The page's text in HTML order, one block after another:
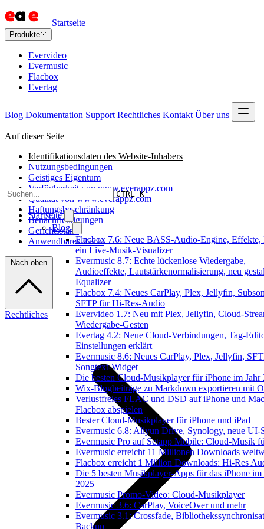
Startseite
Produkte
Evervideo
Evermusic
Flacbox
Evertag
Blog Dokumentation Support Rechtliches Kontakt Über uns
CTRL K
Startseite
Blog
Flacbox 7.6: Neue BASS-Audio-Engine, Effekte,
ein Live-Musik-Visualizer
Evermusic 8.7: Echte lückenlose Wiedergabe,
Audioeffekte, Lautstärkenormalisierung, neu
Equalizer
Flacbox 7.4: Neues CarPlay, Plex, Jellyfin,
SFTP für Hi-Res-Audio
Evervideo 1.7: Neu mit Plex, Jellyfin, Cloud-
Wiedergabe-Gesten
Evertag 4.2: Neue Cloud-Verbindungen, Tag-
Einstellungen erklärt
Evermusic 8.6: Neues CarPlay, Plex, Jellyfin,
Songtext-Widget
Die besten Cloud-Musikplayer für iPhone im Jahr
Wix-Blogbeiträge zu Markdown exportieren mit
Verlustfreies FLAC und DSD auf iPhone und
Flacbox abspielen
Bester Cloud-Musikplayer für iPhone und iPad
Evermusic 6.8: Aliyun Drive, Synology, neue UI-
Evermusic Pro auf Setapp Mobile: Cloud-Musik
Evermusic erreicht 11 Millionen Downloads
Flacbox erreicht 1 Million Downloads: Hi-Res
Die 5 besten Musikplayer-Apps für das iPhone im
2025
Evermusic Promo-Video: Cloud-Musikplayer
Evermusic 3.6: CarPlay, VoiceOver und mehr
Evermusic 3.1: Crossfade,
Backup
Auf dieser Seite
Identifikationsdaten des Website-Inhabers
Nutzungsbedingungen
Geistiges Eigentum
Verfügbarkeit von www.everappz.com
Qualität von www.everappz.com
Haftungsbeschränkung
Benachrichtigungen
Gerichtsstand
Anwendbares Recht
Nach oben
Rechtliches